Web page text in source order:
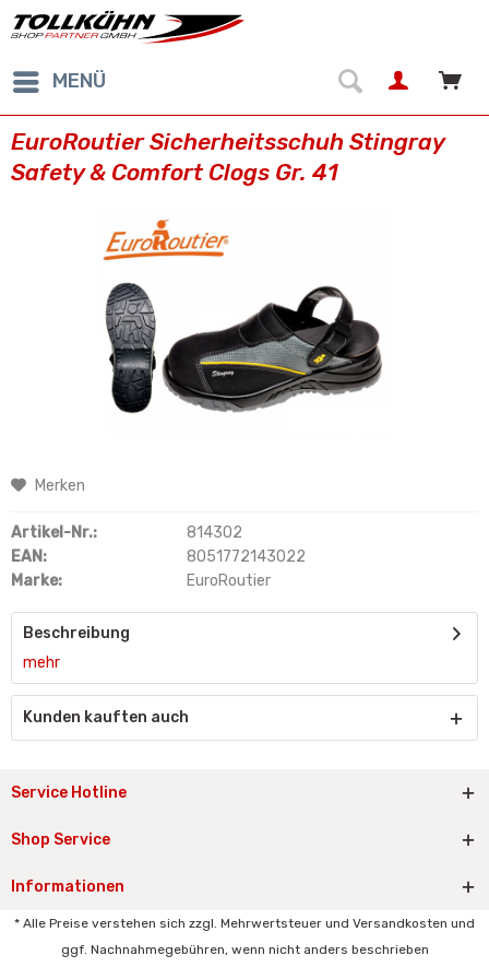
MENÜ
EuroRoutier Sicherheitsschuh Stingray
Safety & Comfort Clogs Gr. 41
Merken
Artikel-Nr.:
814302
EAN:
8051772143022
Marke:
EuroRoutier
Beschreibung
mehr
Kunden kauften auch
Service Hotline
Shop Service
Informationen
* Alle Preise verstehen sich zzgl. Mehrwertsteuer und Versandkosten und
ggf. Nachnahmegebühren, wenn nicht anders beschrieben